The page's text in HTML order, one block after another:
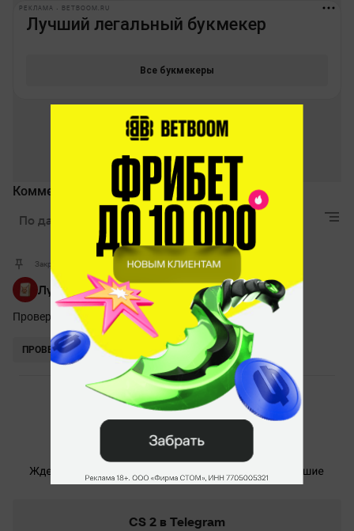
РЕКЛАМА • BETBOOM.RU
Комментарии
По дате Актуальные
Закрепленный комментарий
Лучшая мини-игра для Дотеров
Проверь себя на внимательность и забирай приз!
ПРОВЕРИТЬ
CS 2 в Telegram